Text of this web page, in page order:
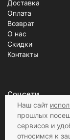
Доставка
Оплата
Возврат
О нас
Скидки
Контакты
Соцсети
Наш сайт
прошлых
сервисов и
относимся к